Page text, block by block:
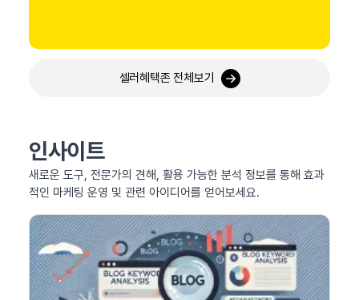
셀러혜택존 전체보기
인사이트
새로운 도구, 전문가의 견해, 활용 가능한 분석 정보를 통해 효과
적인 마케팅 운영 및 관련 아이디어를 얻어보세요.